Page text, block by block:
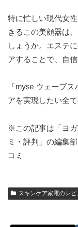
特に忙しい現代女
きるこの美顔器は
しょうか。エステ
アすることで、自
「myse ウェーブ
アを実現したい全
※この記事は「ヨ
ミ・評判」の編集
コミ
スキンケア家電のレビ